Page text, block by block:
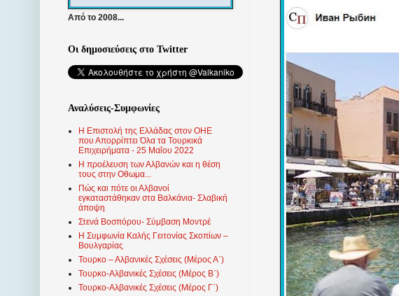
Από το 2008...
Οι δημοσιεύσεις στο Twitter
Αναλύσεις-Συμφωνίες
Η Επιστολή της Ελλάδας στον ΟΗΕ
που Απορρίπτει Όλα τα Τουρκικά
Επιχειρήματα - 25 Μαΐου 2022
Η προέλευση των Αλβανών και η θέση
τους στην Οθωμα...
Πώς και πότε οι Αλβανοί
εγκαταστάθηκαν στα Βαλκάνια- Σλαβική
άποψη
Στενά Βοσπόρου- Σύμβαση Μοντρέ
Η Συμφωνία Καλής Γειτονίας Σκοπίων –
Βουλγαρίας
Τουρκο – Αλβανικές Σχέσεις (Mέρος Α΄)
Τουρκο-Αλβανικές Σχέσεις (Μέρος Β΄)
Τουρκο-Αλβανικές Σχέσεις (Μέρος Γ΄)